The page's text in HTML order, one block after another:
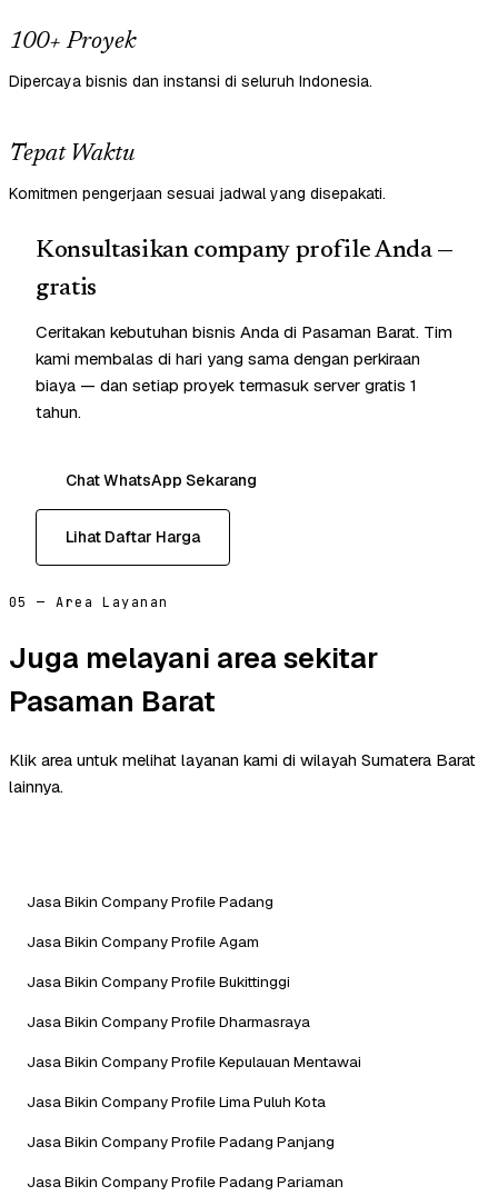
100+ Proyek
Dipercaya bisnis dan instansi di seluruh Indonesia.
Tepat Waktu
Komitmen pengerjaan sesuai jadwal yang disepakati.
Konsultasikan company profile Anda —
gratis
Ceritakan kebutuhan bisnis Anda di Pasaman Barat. Tim
kami membalas di hari yang sama dengan perkiraan
biaya — dan setiap proyek termasuk server gratis 1
tahun.
Chat WhatsApp Sekarang
Lihat Daftar Harga
05 — Area Layanan
Juga melayani area sekitar
Pasaman Barat
Klik area untuk melihat layanan kami di wilayah Sumatera Barat
lainnya.
Jasa Bikin Company Profile Padang
Jasa Bikin Company Profile Agam
Jasa Bikin Company Profile Bukittinggi
Jasa Bikin Company Profile Dharmasraya
Jasa Bikin Company Profile Kepulauan Mentawai
Jasa Bikin Company Profile Lima Puluh Kota
Jasa Bikin Company Profile Padang Panjang
Jasa Bikin Company Profile Padang Pariaman